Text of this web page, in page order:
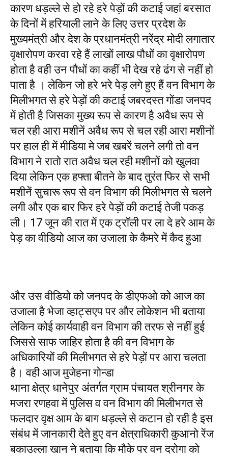
कारण धड़ल्ले से हो रहे हरे पेड़ों की कटाई जहां बरसात
के दिनों में हरियाली लाने के लिए उत्तर प्रदेश के
मुख्यमंत्री और देश के प्रधानमंत्री नरेंद्र मोदी लगातार
वृक्षारोपण करवा रहे हैं लाखों लाख पौधों का वृक्षारोपण
होता है वही उन पौधों का कहीं भी देख रहे ढंग से नहीं हो
पाता है । लेकिन जो हरे भरे पेड़ लगे हुए हैं वन विभाग के
मिलीभगत से हरे पेड़ों की कटाई जबरदस्त गोंडा जनपद
में होती है जिसका मुख्य रूप से कारण है अवैध रूप से
चल रही आरा मशीनें अवैध रूप से चल रही आरा मशीनों
पर हाल ही में मीडिया मे जब खबरें चलने लगी तो वन
विभाग ने रातो रात अवैध चल रही मशीनों को खुलवा
दिया लेकिन एक हफ्ता बीतने के बाद तुरंत फिर से सभी
मशीनें सुचारू रूप से वन विभाग की मिलीभगत से चलने
लगी और एक बार फिर हरे पेड़ों की कटाई तेजी पकड़
ली। 17 जून की रात में एक ट्रॉली पर ला दे हरे आम के
पेड़ का वीडियो आज का उजाला के कैमरे में कैद हुआ
और उस वीडियो को जनपद के डीएफओ को आज का
उजाला है भेजा व्हाट्सएप पर और लोकेशन भी बताया
लेकिन कोई कार्यवाही वन विभाग की तरफ से नहीं हुई
जिससे साफ जाहिर होता है की वन विभाग के
अधिकारियों की मिलीभगत से हरे पेड़ों पर आरा चलता
है। वही आज मुजेहना गोन्डा
थाना क्षेत्र धानेपुर अंतर्गत ग्राम पंचायत श्रीनगर के
मजरा रणहवा में पुलिस व वन विभाग की मिलीभगत से
फलदार वृक्ष आम के बाग धड़ल्ले से कटान हो रही है इस
संबंध में जानकारी देते हुए वन क्षेत्राधिकारी कुआनो रेंज
बकाउल्ला खान ने बताया कि मौके पर वन दरोगा को